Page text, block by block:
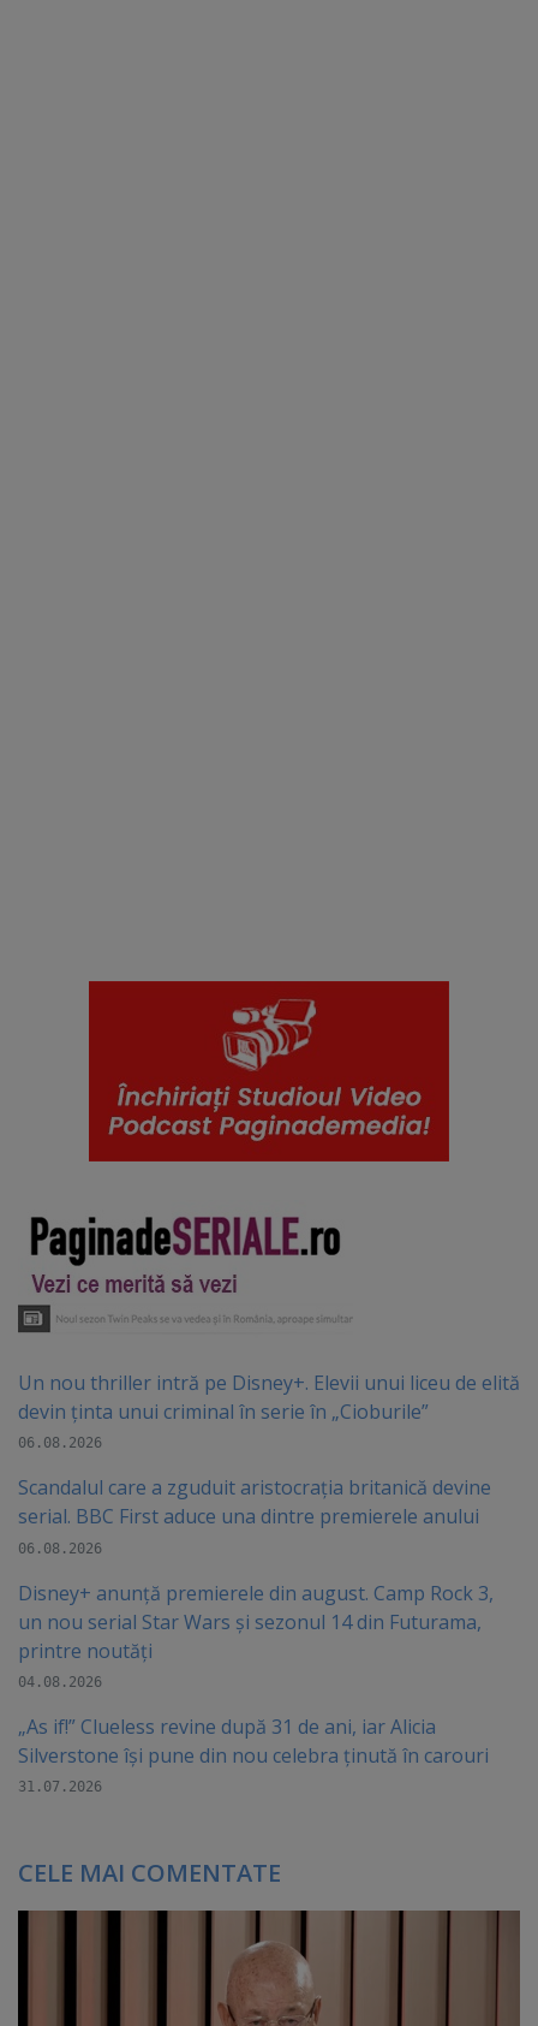
Un nou thriller intră pe Disney+. Elevii unui liceu de elită
devin ținta unui criminal în serie în „Cioburile”
06.08.2026
Scandalul care a zguduit aristocrația britanică devine
serial. BBC First aduce una dintre premierele anului
06.08.2026
Disney+ anunță premierele din august. Camp Rock 3,
un nou serial Star Wars și sezonul 14 din Futurama,
printre noutăți
04.08.2026
„As if!” Clueless revine după 31 de ani, iar Alicia
Silverstone își pune din nou celebra ținută în carouri
31.07.2026
CELE MAI COMENTATE